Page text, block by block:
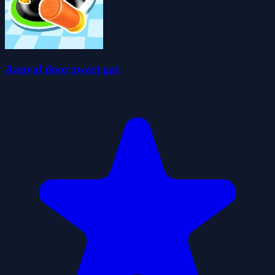
Aanval door zwart gat